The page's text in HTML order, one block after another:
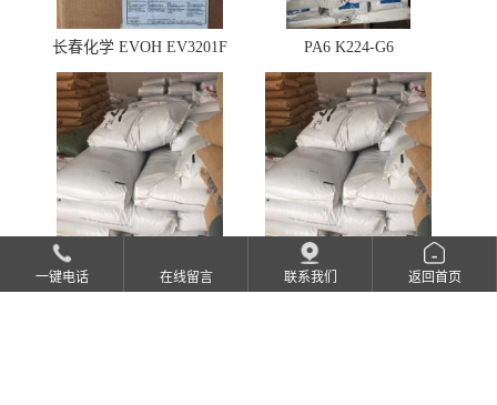
长春化学 EVOH EV3201F PA6 K224-G6
一键电话 在线留言 联系我们 返回首页